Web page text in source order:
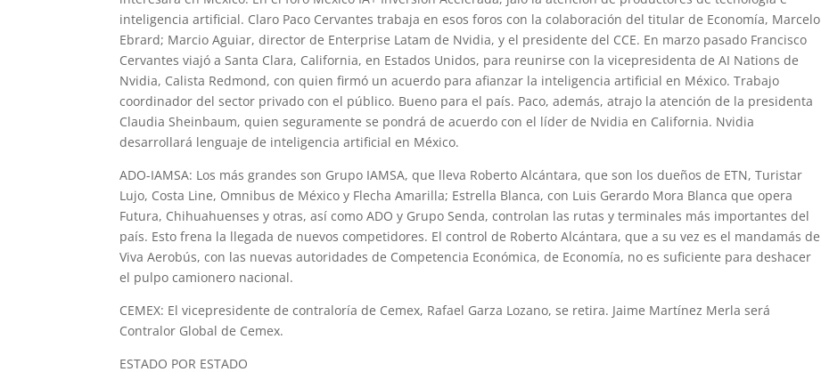
inteligencia artificial. Claro Paco Cervantes trabaja en esos foros con la colaboración del titular de Economía, Marcelo
Ebrard; Marcio Aguiar, director de Enterprise Latam de Nvidia, y el presidente del CCE. En marzo pasado Francisco
Cervantes viajó a Santa Clara, California, en Estados Unidos, para reunirse con la vicepresidenta de AI Nations de
Nvidia, Calista Redmond, con quien firmó un acuerdo para afianzar la inteligencia artificial en México. Trabajo
coordinador del sector privado con el público. Bueno para el país. Paco, además, atrajo la atención de la presidenta
Claudia Sheinbaum, quien seguramente se pondrá de acuerdo con el líder de Nvidia en California. Nvidia
desarrollará lenguaje de inteligencia artificial en México.
ADO-IAMSA: Los más grandes son Grupo IAMSA, que lleva Roberto Alcántara, que son los dueños de ETN, Turistar
Lujo, Costa Line, Omnibus de México y Flecha Amarilla; Estrella Blanca, con Luis Gerardo Mora Blanca que opera
Futura, Chihuahuenses y otras, así como ADO y Grupo Senda, controlan las rutas y terminales más importantes del
país. Esto frena la llegada de nuevos competidores. El control de Roberto Alcántara, que a su vez es el mandamás de
Viva Aerobús, con las nuevas autoridades de Competencia Económica, de Economía, no es suficiente para deshacer
el pulpo camionero nacional.
CEMEX: El vicepresidente de contraloría de Cemex, Rafael Garza Lozano, se retira. Jaime Martínez Merla será
Contralor Global de Cemex.
ESTADO POR ESTADO